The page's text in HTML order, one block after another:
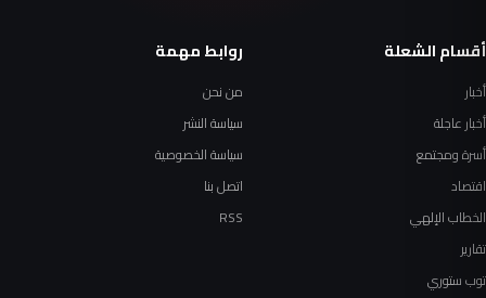
أقسام الشعلة
أخبار
أخبار عاجلة
أسرة ومجتمع
اقتصاد
الخطاب الإلهي
تقارير
توب ستوري
روابط مهمة
من نحن
سياسة النشر
سياسة الخصوصية
اتصل بنا
RSS